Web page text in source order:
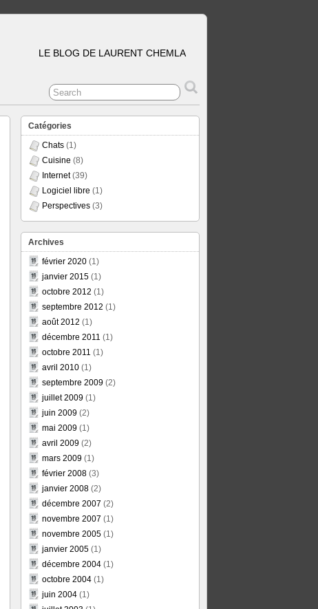
LE BLOG DE LAURENT CHEMLA
Catégories
Chats (1)
Cuisine (8)
Internet(39)
Logiciel libre (1)
Perspectives (3)
Archives
février 2020 (1)
janvier 2015 (1)
octobre 2012 (1)
septembre 2012 (1)
août 2012 (1)
décembre 2011 (1)
octobre 2011 (1)
avril 2010 (1)
septembre 2009 (2)
juillet 2009 (1)
juin 2009 (2)
mai 2009 (1)
avril 2009 (2)
mars 2009 (1)
février 2008 (3)
janvier 2008 (2)
décembre 2007 (2)
novembre 2007 (1)
novembre 2005 (1)
janvier 2005 (1)
décembre 2004 (1)
octobre 2004 (1)
juin 2004 (1)